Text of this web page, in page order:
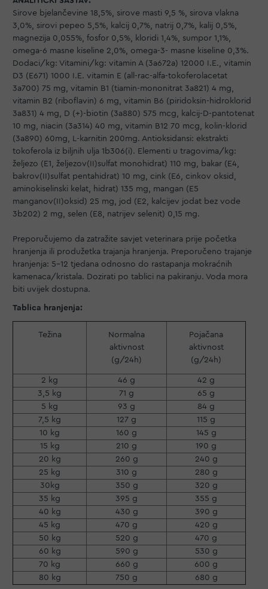
Sirove bjelančevine 18,5%, sirove masti 9,5 %, sirova vlakna
3,0%, sirovi pepeo 5,5%, kalcij 0,7%, natrij 0,7%, kalij 0,5%,
magnezija 0,055%, fosfor 0,5%, kloridi 1,4%, sumpor 1,1%,
omega-6 masne kiseline 2,0%, omega-3- masne kiseline 0,3%.
Dodaci/kg: Vitamini/kg: vitamin A (3a672a) 12000 I.E., vitamin
D3 (E671) 1000 I.E. vitamin E (all-rac-alfa-tokoferolacetat
3a700) 75 mg, vitamin B1 (tiamin-mononitrat 3a821) 4 mg,
vitamin B2 (riboflavin) 6 mg, vitamin B6 (piridoksin-hidroklorid
3a831) 4 mg, D (+)-biotin (3a880) 575 mcg, kalcij-D-pantotenat
10 mg, niacin (3a314) 40 mg, vitamin B12 70 mcg, kolin-klorid
(3a890) 60mg, L-karnitin 200mg. Antioksidansi: ekstrakti
tokoferola iz biljnih ulja 1b306(i). Elementi u tragovima/kg:
željezo (E1, željezov(II)sulfat monohidrat) 110 mg, bakar (E4,
bakrov(II)sulfat pentahidrat) 10 mg, cink (E6, cinkov oksid,
aminokiselinski kelat, hidrat) 135 mg, mangan (E5
manganov(II)oksid) 25 mg, jod (E2, kalcijev jodat bez vode
3b202) 2 mg, selen (E8, natrijev selenit) 0,15 mg.
Preporučujemo da zatražite savjet veterinara prije početka
hranjenja ili produžetka trajanja hranjenja. Preporučeno trajanje
hranjenja: 5-12 tjedana odnosno do rastapanja mokraćnih
kamenaca/kristala. Dozirati po tablici na pakiranju. Voda mora
biti uvijek dostupna.
Tablica hranjenja:
Težina
Normalna
aktivnost
(g/24h)
Pojačana
aktivnost
(g/24h)
2 kg 46 g
42 g
3,5 kg
71 g
65 g
5 kg
93 g
84 g
7,5 kg
127 g
115 g
10 kg
160 g
145 g
15 kg
210 g
190 g
20 kg
260 g
240 g
25 kg
310 g
280 g
30kg
350 g
320 g
35 kg
395 g
355 g
40 kg
430 g
390 g
45 kg
470 g
420 g
50 kg
520 g
470 g
60 kg
590 g
530 g
70 kg
660 g
600 g
80 kg
750 g 680 g